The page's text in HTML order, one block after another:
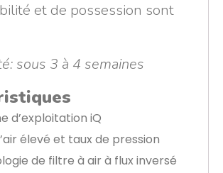
et de possession sont
sous 3 à 4 semaines
d’exploitation iQ
élevé et taux de pression
de filtre à air à flux inversé